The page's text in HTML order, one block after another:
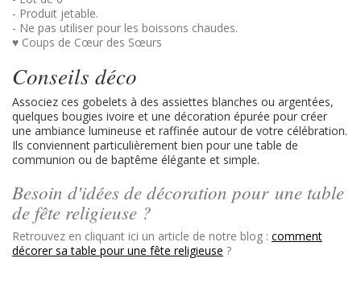
- Produit jetable.
- Ne pas utiliser pour les boissons chaudes.
♥ Coups de Cœur des Sœurs
Conseils déco
Associez ces gobelets à des assiettes blanches ou argentées,
quelques bougies ivoire et une décoration épurée pour créer
une ambiance lumineuse et raffinée autour de votre célébration.
Ils conviennent particulièrement bien pour une table de
communion ou de baptême élégante et simple.
Besoin d'idées de décoration pour une table
de fête religieuse ?
Retrouvez en cliquant ici un article de notre blog : comment
décorer sa table pour une fête religieuse ?